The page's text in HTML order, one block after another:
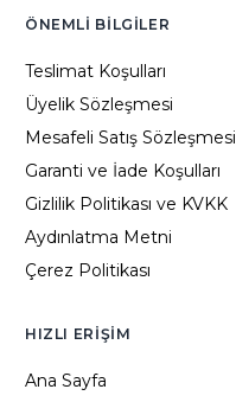
ÖNEMLI BILGILER
Teslimat Koşulları
Üyelik Sözleşmesi
Mesafeli Satış Sözleşmesi
Garanti ve İade Koşulları
Gizlilik Politikası ve KVKK
Aydınlatma Metni
Çerez Politikası
HIZLI ERIŞIM
Ana Sayfa